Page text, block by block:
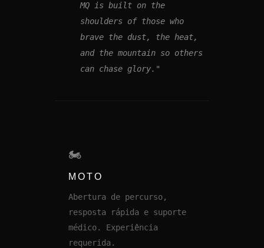
MQ is built on the
shoulders of those who
brave the dust, the heat,
and the mountain so others
can chase glory."
🏍️
MOTO
Abertura de percurso,
resposta rápida e suporte
médico. Experiência
requerida.